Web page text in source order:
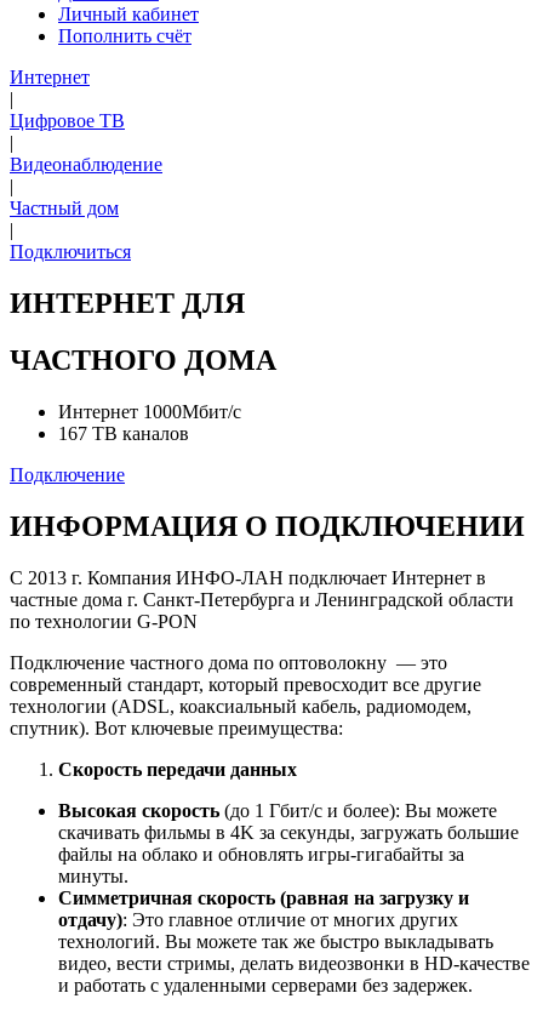
Личный кабинет
Пополнить счёт
Интернет
|
Цифровое ТВ
|
Видеонаблюдение
|
Частный дом
|
Подключиться
ИНТЕРНЕТ ДЛЯ
ЧАСТНОГО ДОМА
Интернет 1000Мбит/с
167 ТВ каналов
Подключение
ИНФОРМАЦИЯ О ПОДКЛЮЧЕНИИ
С 2013 г. Компания ИНФО-ЛАН подключает Интернет в
частные дома г. Санкт-Петербурга и Ленинградской области
по технологии G-PON
Подключение частного дома по оптоволокну — это
современный стандарт, который превосходит все другие
технологии (ADSL, коаксиальный кабель, радиомодем,
спутник). Вот ключевые преимущества:
Скорость передачи данных
Высокая скорость (до 1 Гбит/с и более): Вы можете
скачивать фильмы в 4K за секунды, загружать большие
файлы на облако и обновлять игры-гигабайты за
минуты.
Симметричная скорость (равная на загрузку и
отдачу): Это главное отличие от многих других
технологий. Вы можете так же быстро выкладывать
видео, вести стримы, делать видеозвонки в HD-качестве
и работать с удаленными серверами без задержек.